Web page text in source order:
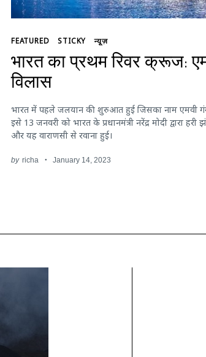
FEATURED STICKY न्यूज़
भारत का प्रथम रिवर क्रूज:
विलास
भारत में पहले जलयान की शुरुआत हुई जिसका नाम एमवी
इसे 13 जनवरी को भारत के प्रधानमंत्री नरेंद्र मोदी द्वारा हरी
और यह वाराणसी से रवाना हुई।
by richa January 14, 2023